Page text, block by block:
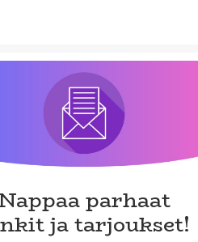
parhaat
ja tarjoukset!